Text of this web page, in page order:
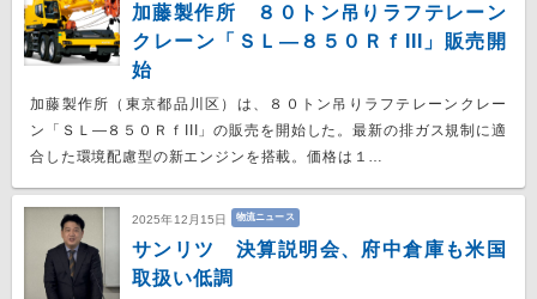
加藤製作所 ８０トン吊りラフテレーン
クレーン「ＳＬ―８５０ＲｆIII」販売開
始
加藤製作所（東京都品川区）は、８０トン吊りラフテレーンクレー
ン「ＳＬ―８５０ＲｆIII」の販売を開始した。最新の排ガス規制に適
合した環境配慮型の新エンジンを搭載。価格は１…
2025年12月15日 物流ニュース
サンリツ 決算説明会、府中倉庫も米国
取扱い低調